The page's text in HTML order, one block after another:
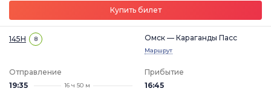
Купить билет
145Н 8 Омск — Караганды Пасс
Маршрут
Отправление
19:35
16 ч 50 м
Прибытие
16:45